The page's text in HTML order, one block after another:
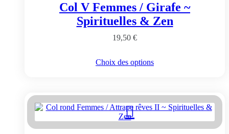
être
choisies
sur
la
produit
Col V Femmes / Girafe ~
Spirituelles & Zen
19,50 €
Choix des options
Ce
Les
options